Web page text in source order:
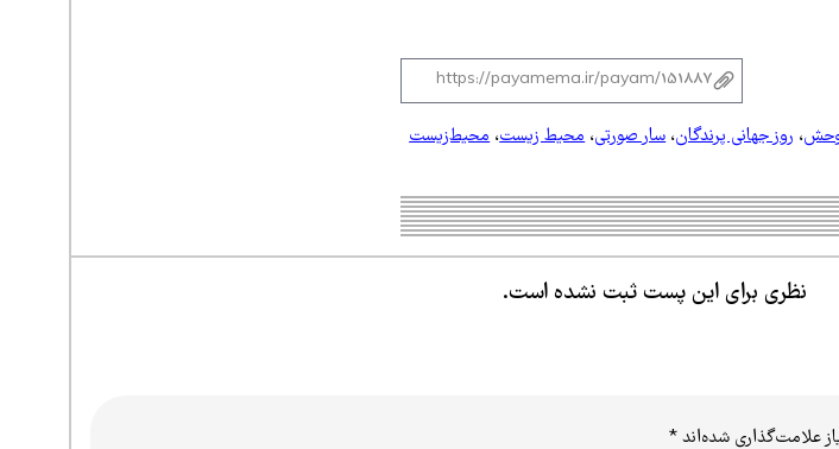
، روز جهانی پرندگان،سار صورتی،محیط زیست،محیط‌زیست
نظری برای این پست ثبت نشده است.
علامت‌گذاری شده‌اند*